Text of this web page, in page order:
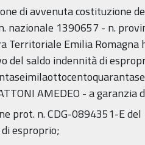
di avvenuta costituzione
nazionale 1390657 - n.
Territoriale Emilia
del saldo indennità di
AMEDEO - a garanzia
prot. n. CDG-0894351-E
esproprio;